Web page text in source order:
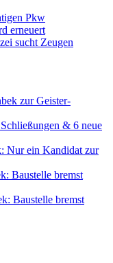
Pkw
erneuert
sucht Zeugen
zur Geister-
& 6 neue
Nur ein Kandidat zur
Baustelle bremst
Baustelle bremst